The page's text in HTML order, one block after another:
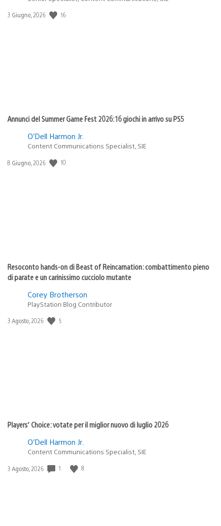
Data
3 Giugno, 2026 16
Annunci del Summer Game Fest 2026: 16 giochi in arrivo su PS5
O’Dell Harmon Jr.
Content Communications Specialist, SIE
Data
8 Giugno, 2026 10
Resoconto hands-on di Beast of Reincarnation: combattimento pieno
di parate e un carinissimo cucciolo mutante
Corey Brotherson
PlayStation Blog Contributor
Data
3 Agosto, 2026 5
Players’ Choice: votate per il miglior nuovo di luglio 2026
O’Dell Harmon Jr.
Content Communications Specialist, SIE
Data
3 Agosto, 2026 1 8